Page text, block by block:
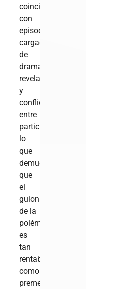
coincidieron
con
episodios
cargados
de
drama,
revelaciones
y
conflictos
entre
participantes,
lo
que
demuestra
que
el
guion
de la
polémica
es
tan
rentable
como
premeditado.